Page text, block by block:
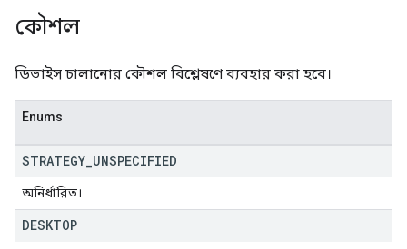
কৌশল
ডিভাইস চালানোর কৌশল বিশ্লেষণে ব্যবহার করা হবে।
Enums
STRATEGY UNSPECIFIED
অনির্ধারিত।
DESKTOP